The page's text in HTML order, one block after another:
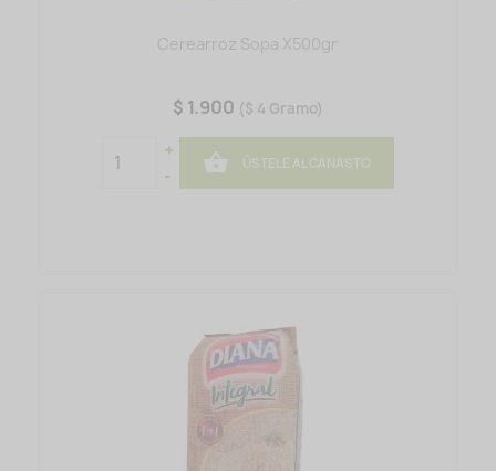
Cerearroz Sopa X500gr
$ 1.900 ($ 4 Gramo)
+
-
 ÚSTELE AL CANASTO